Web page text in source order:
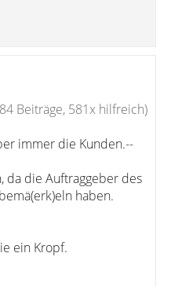
Beiträge, 581x hilfreich)
immer die Kunden.--
da die Auftraggeber des
haben.
ein Kropf.